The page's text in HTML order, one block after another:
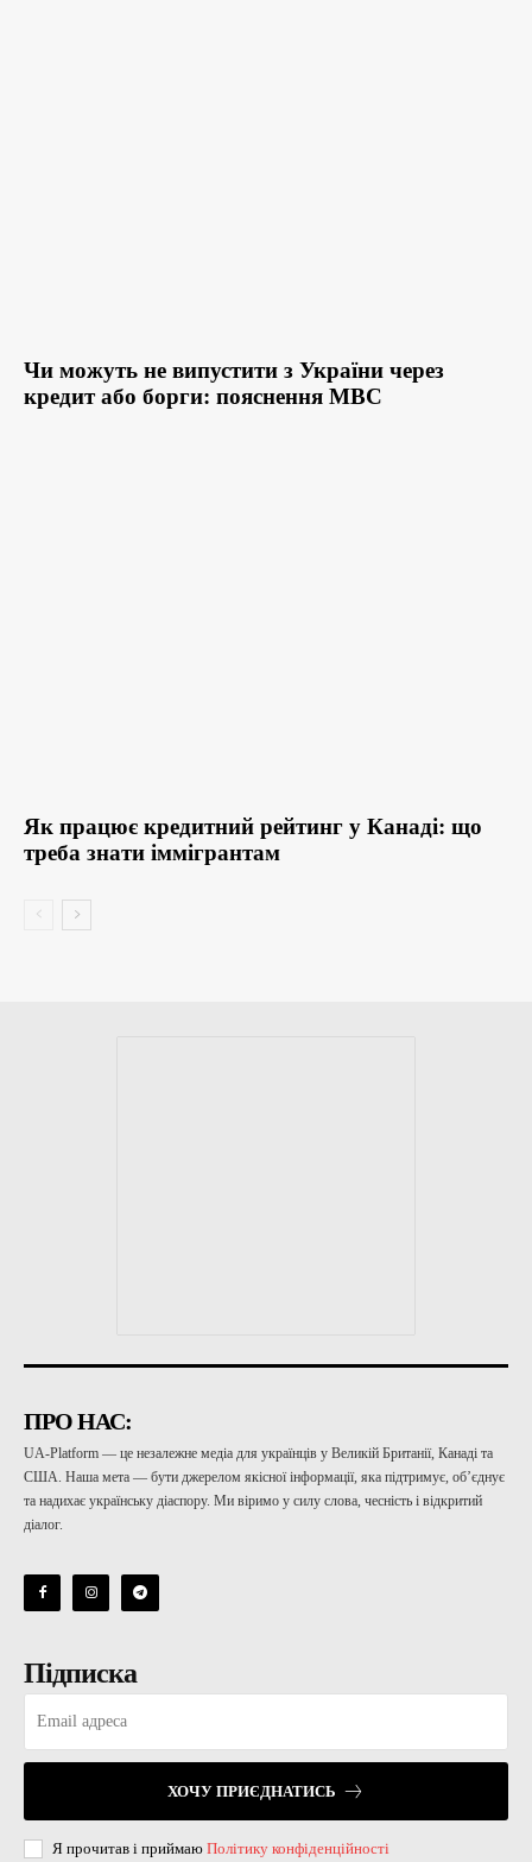
Чи можуть не випустити з України через
кредит або борги: пояснення МВС
Як працює кредитний рейтинг у Канаді: що
треба знати іммігрантам
ПРО НАС:
UA-Platform — це незалежне медіа для українців у Великій Британії, Канаді та
США. Наша мета — бути джерелом якісної інформації, яка підтримує, об’єднує
та надихає українську діаспору. Ми віримо у силу слова, чесність і відкритий
діалог.
Підписка
ХОЧУ ПРИЄДНАТИСЬ
Я прочитав і приймаю Політику конфіденційності